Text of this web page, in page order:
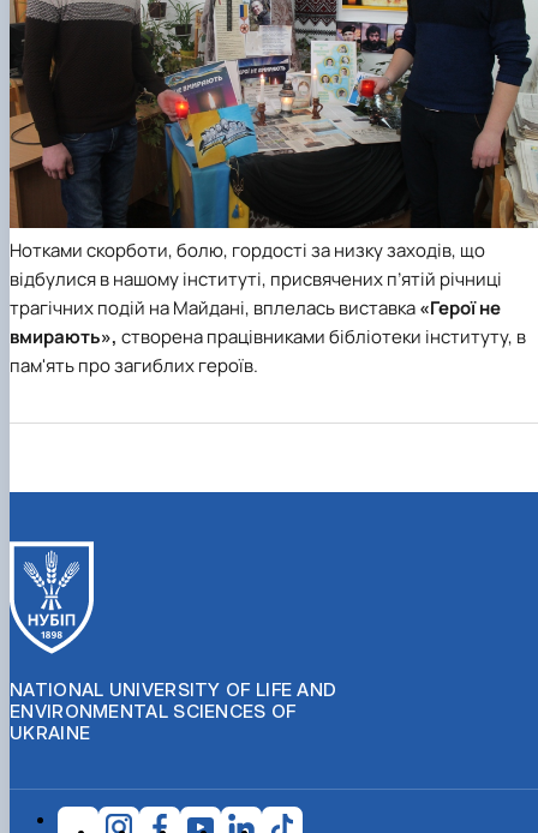
Нотками скорботи, болю, гордості за низку заходів, що
відбулися в нашому інституті, присвячених п’ятій річниці
трагічних подій на Майдані, вплелась виставка«Герої не
вмирають», створена працівниками бібліотеки інституту, в
пам'ять про загиблих героїв.
NATIONAL UNIVERSITY OF LIFE AND
ENVIRONMENTAL SCIENCES OF
UKRAINE